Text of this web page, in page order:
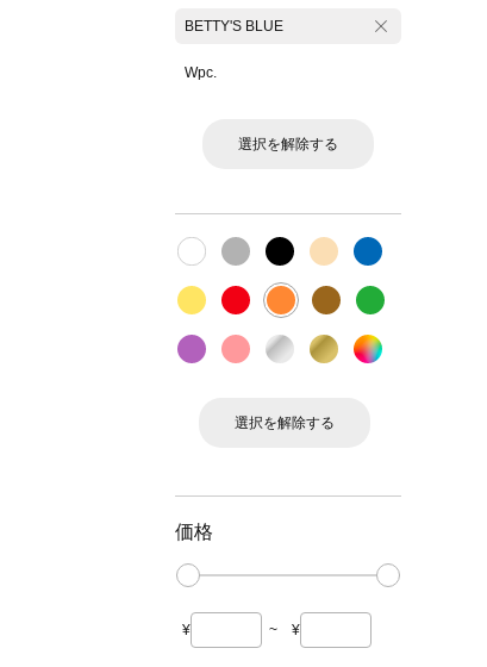
BETTY'S BLUE
Wpc.
選択を解除する
選択を解除する
価格
¥ ~ ¥